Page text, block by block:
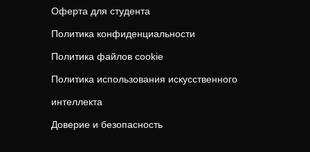
Оферта для студента
Политика конфиденциальности
Политика файлов cookie
Политика использования искусственного
интеллекта
Доверие и безопасность